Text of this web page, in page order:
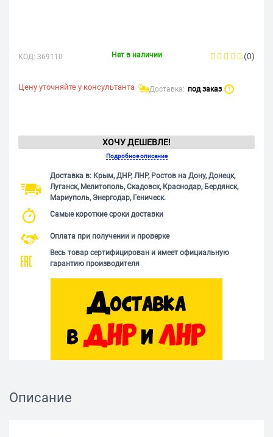
КОД: 369110 Нет в наличии (0)
Цену уточняйте у консультанта Доставка: под заказ ?
ХОЧУ ДЕШЕВЛЕ!
Подробное описание
Доставка в: Крым, ДНР, ЛНР, Ростов на Дону, Донецк,
Луганск, Мелитополь, Скадовск, Краснодар, Бердянск,
Мариуполь, Энергодар, Геническ.
Самые короткие сроки доставки
Оплата при получении и проверке
Весь товар сертифицирован и имеет официальную
гарантию производителя
Описание